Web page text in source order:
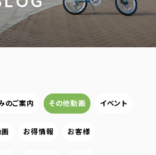
のご案内 その他動画 イベント
お得情報 お客様